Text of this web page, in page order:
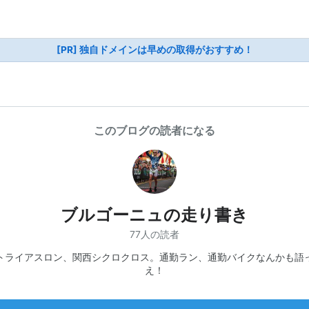
[PR] 独自ドメインは早めの取得がおすすめ！
このブログの読者になる
ブルゴーニュの走り書き
77人の読者
ライアスロン、関西シクロクロス。通勤ラン、通勤バイクなんかも語
え！